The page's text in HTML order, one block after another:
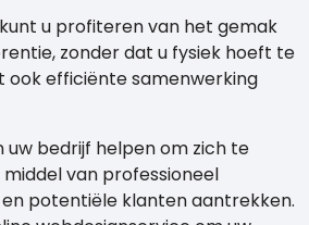
u profiteren van het gemak
zonder dat u fysiek hoeft te
ook efficiënte samenwerking
bedrijf helpen om zich te
van professioneel
potentiële klanten aantrekken.